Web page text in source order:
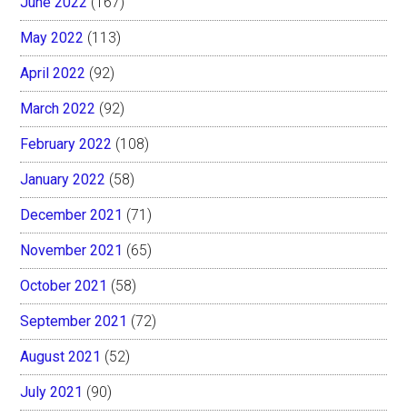
May 2022 (113)
April 2022 (92)
March 2022 (92)
February 2022 (108)
January 2022 (58)
December 2021 (71)
November 2021 (65)
October 2021 (58)
September 2021 (72)
August 2021 (52)
July 2021 (90)